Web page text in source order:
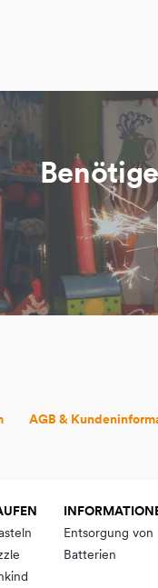
AGB &
Entsorgung von
Batterien